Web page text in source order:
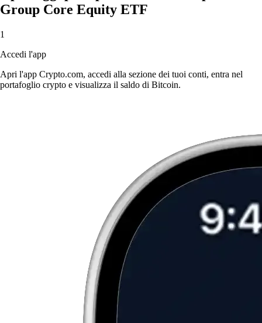
Group Core Equity ETF
1
Accedi l'app
Apri l'app Crypto.com, accedi alla sezione dei tuoi conti, entra nel
portafoglio crypto e visualizza il saldo di Bitcoin.